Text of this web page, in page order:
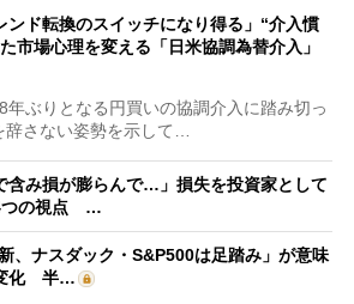
ンド転換のスイッチになり得る」“介入慣
市場心理を変える「日米協調為替介入」
ぶりとなる円買いの協調介入に踏み切っ
さない姿勢を示して…
含み損が膨らんで…」損失を投資家として
つの視点 …
、ナスダック・S&P500は足踏み」が意味
化 半…